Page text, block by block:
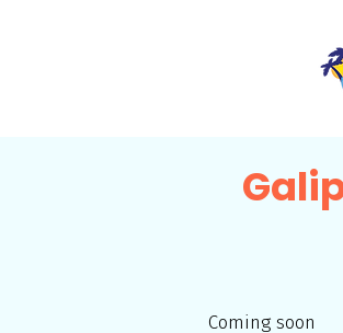
Coming soon